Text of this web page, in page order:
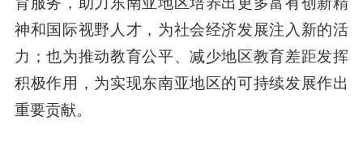
神和国际视野人才，为社会经济发展注入新的活
力；也为推动教育公平、减少地区教育差距发挥
积极作用，为实现东南亚地区的可持续发展作出
重要贡献。